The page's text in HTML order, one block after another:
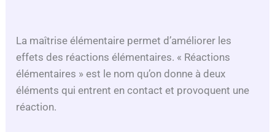
La maîtrise élémentaire permet d’améliorer les
effets des réactions élémentaires. « Réactions
élémentaires » est le nom qu’on donne à deux
éléments qui entrent en contact et provoquent une
réaction.